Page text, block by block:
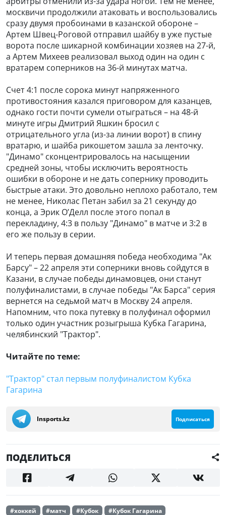
москвичи продолжили атаковать и воспользовались
сразу двумя пробоинами в казанской обороне –
Артем Швец-Роговой отправил шайбу в уже пустые
ворота после шикарной комбинации хозяев на 27-й,
а Артем Михеев реализовал выход один на один с
вратарем соперников на 36-й минутах матча.
Счет 4:1 после сорока минут напряженного
противостояния казался приговором для казанцев,
однако гости почти сумели отыграться – на 48-й
минуте игры Дмитрий Яшкин бросил с
отрицательного угла (из-за линии ворот) в спину
вратарю, и шайба рикошетом зашла за ленточку.
"Динамо" сконцентрировалось на насыщении
средней зоны, чтобы исключить вероятность
ошибки в обороне и не дать сопернику проводить
быстрые атаки. Это довольно неплохо работало, тем
не менее, Николас Петан забил за 21 секунду до
конца, а Эрик О’Делл после этого попал в
перекладину, 4:3 в пользу "Динамо" в матче и 3:2 в
его же пользу в серии.
И теперь первая домашняя победа необходима "Ак
Барсу" – 22 апреля эти соперники вновь сойдутся в
Казани, в случае победы динамовцев, они станут
полуфиналистами, в случае победы "Ак Барса" серия
вернется на седьмой матч в Москву 24 апреля.
Напомним, что пока путевку в полуфинал оформил
только один участник розыгрыша Кубка Гагарина,
челябинский "Трактор".
Читайте по теме:
"Трактор" стал первым полуфиналистом Кубка
Гагарина
Insports.kz Подписаться
ПОДЕЛИТЬСЯ
#хоккей #матч #Кубок #Кубок Гагарина